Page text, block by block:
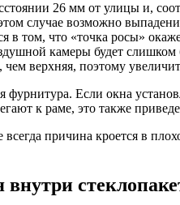
26 мм от улицы и,
случае возможно
в том, что «точка росы»
камеры будет слишком
чем верхняя, поэтому
Если окна
к раме, это также
причина кроется в